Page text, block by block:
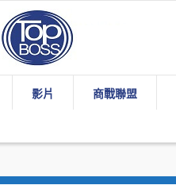
影片 商戰聯盟